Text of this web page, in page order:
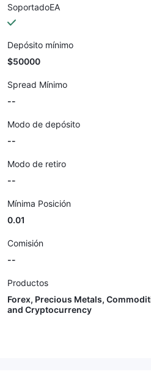
SoportadoEA
Depósito mínimo
$50000
Spread Mínimo
--
Modo de depósito
--
Modo de retiro
--
Mínima Posición
0.01
Comisión
--
Productos
Forex, Precious Metals,
and Cryptocurrency